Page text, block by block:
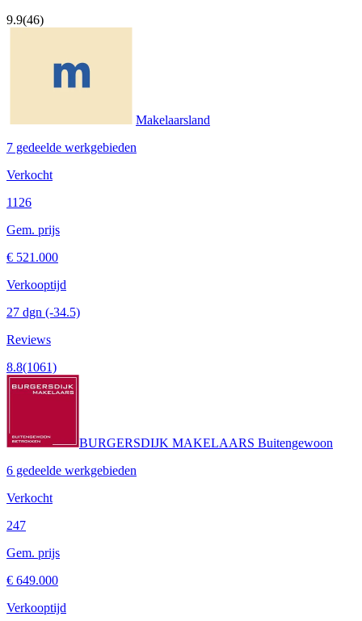
9.9(46)
Makelaarsland
7 gedeelde werkgebieden
Verkocht
1126
Gem. prijs
€ 521.000
Verkooptijd
27 dgn (-34.5)
Reviews
8.8(1061)
BURGERSDIJK MAKELAARS Buitengewoon
6 gedeelde werkgebieden
Verkocht
247
Gem. prijs
€ 649.000
Verkooptijd